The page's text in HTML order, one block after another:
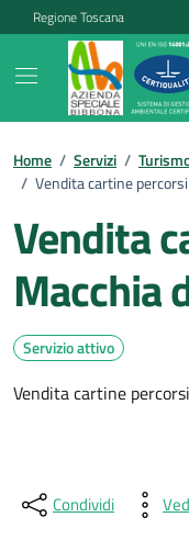
Vai ai contenuti
Vai al footer
Regione Toscana
Home / Servizi /
/ Vendita cartine
Vendita
Macchia
Servizio attivo
Vendita cartine
Condividi